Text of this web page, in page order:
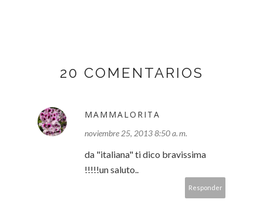
20 COMENTARIOS
MAMMALORITA
noviembre 25, 2013 8:50 a. m.
da "italiana" ti dico bravissima
!!!!!un saluto..
Responder